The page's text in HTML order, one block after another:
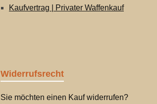
Kaufvertrag | Privater Waffenkauf
Widerrufsrecht
Sie möchten einen Kauf widerrufen?